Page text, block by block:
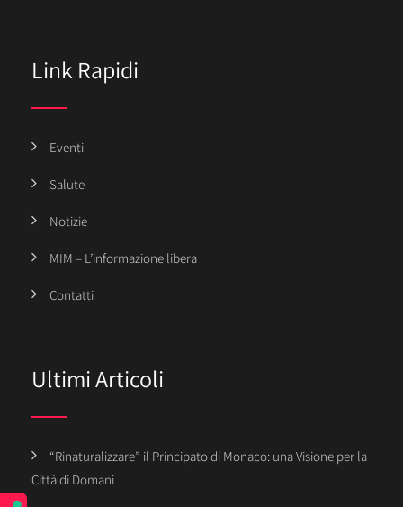
Link Rapidi
Eventi
Salute
Notizie
MIM – L’informazione libera
Contatti
Ultimi Articoli
“Rinaturalizzare” il Principato di Monaco: una Visione per la
Città di Domani